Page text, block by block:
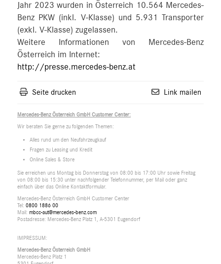
Jahr 2023 wurden in Österreich 10.564 Mercedes-
Benz PKW (inkl. V-Klasse) und 5.931 Transporter
(exkl. V-Klasse) zugelassen.
Weitere Informationen von Mercedes-Benz
Österreich im Internet:
http://presse.mercedes-benz.at
Seite drucken Link mailen
Mercedes-Benz Österreich GmbH Customer Center:
Wir beraten Sie gerne zu folgenden Themen:
Alles rund um den Neufahrzeugkauf
Fragen zu Leasing und Kredit
Online Sales & Store
Sie erreichen uns Montag bis Donnerstag von 08:00 bis 17:00 Uhr sowie Freitag
von 08:00 bis 15:30 unter nachfolgender Telefonnummer, per Mail oder ganz
einfach über das Online Kontaktformular.
Mercedes-Benz Österreich GmbH Customer Center
Tel: 0800 1886 00
Mail: mbcc-aut@mercedes-benz.com
Postadresse: Mercedes-Benz Platz 1, A-5301 Eugendorf
IMPRESSUM:
Mercedes-Benz Österreich GmbH
Mercedes-Benz Platz 1